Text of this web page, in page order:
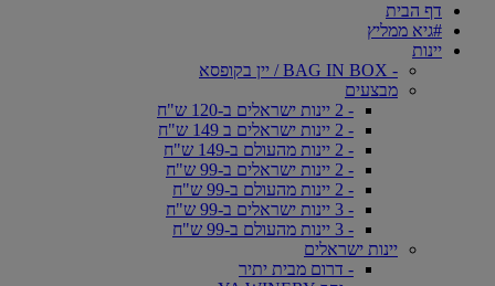
דף הבית
#גיא ממליץ
יינות
- BAG IN BOX / יין בקופסא
מבצעים
- 2 יינות ישראלים ב-120 ש"ח
- 2 יינות ישראלים ב 149 ש"ח
- 2 יינות מהעולם ב-149 ש"ח
- 2 יינות ישראלים ב-99 ש"ח
- 2 יינות מהעולם ב-99 ש"ח
- 3 יינות ישראלים ב-99 ש"ח
- 3 יינות מהעולם ב-99 ש"ח
יינות ישראלים
- דרום מבית יתיר